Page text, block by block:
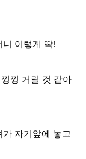
이렇게 딱!
낑 거릴 것 같아
자기앞에 놓고